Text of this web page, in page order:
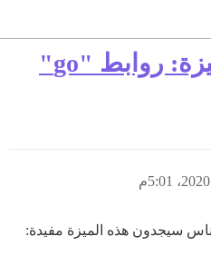
مسح الاهتمام بالميزة: روابط "go"
سيجدون هذه الميزة مفيدة: